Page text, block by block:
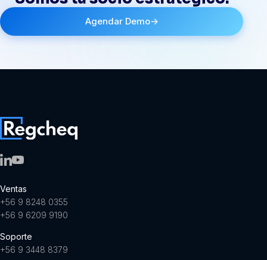
Agendar Demo→
Ventas
+56 9 8248 0355
+56 9 6209 9190
Soporte
+56 9 3448 8379